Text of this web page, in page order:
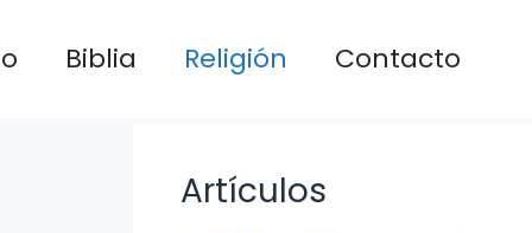
Biblia Religión Contacto
Artículos